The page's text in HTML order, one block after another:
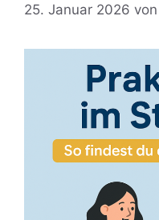
25. Januar 2026 von